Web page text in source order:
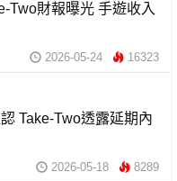
Two財報曝光 手遊收入
2026-05-24 16323
Take-Two透露延期內
2026-05-18 8289